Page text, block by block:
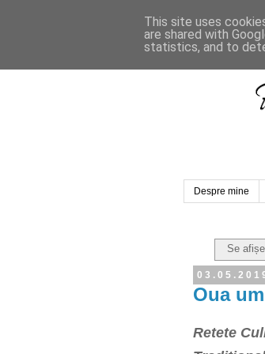
Despre mine
Se
Oua
Retete
This site uses
are shared with
statistics, and to